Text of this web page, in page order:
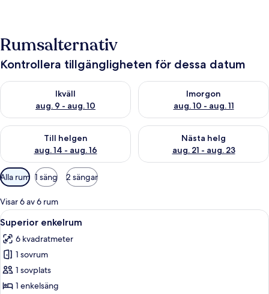
Rumsalternativ
Kontrollera tillgängligheten för dessa datum
Ikväll
aug. 9 - aug. 10
Kontrollera tillgängligheten för ikväll aug. 9 - aug. 10
Imorgon
aug. 10 - aug. 11
Kontrollera tillgängligheten
Till helgen
aug. 14 - aug. 16
Kontrollera tillgängligheten för den här helgen aug. 14 - aug.
Nästa helg
aug. 21 - aug. 23
Kontrollera tillgängligheten
Tillgängliga
filter
för
rum
Alla rum 1 säng 2 sängar
Visar 6 av 6 rum
Öppna
alla
foton
för
Superior
enkelrum
Ett sovrum med en säng, ett
7
Superior enkelrum
6 kvadratmeter
1 sovrum
1 sovplats
1 enkelsäng